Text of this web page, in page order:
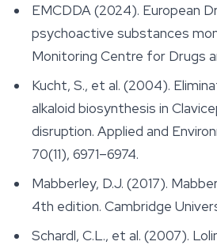
EMCDDA (2024). European
psychoactive substances
Monitoring Centre for Drugs
Kucht, S., et al. (2004).
alkaloid biosynthesis in
disruption. Applied and
70(11), 6971–6974.
Mabberley, D.J. (2017).
4th edition. Cambridge
Schardl, C.L., et al. (2007).